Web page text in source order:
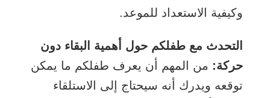
وكيفية الاستعداد للموعد.
التحدث مع طفلكم حول أهمية البقاء دون
حركة: من المهم أن يعرف طفلكم ما يمكن
توقعه ويدرك أنه سيحتاج إلى الاستلقاء